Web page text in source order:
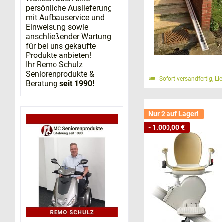
persönliche Auslieferung
mit Aufbauservice und
Einweisung sowie
anschließender Wartung
für bei uns gekaufte
Produkte anbieten!
Ihr Remo Schulz
Seniorenprodukte &
Beratung seit 1990!
Einsatzort
Kosten
Komfort
Ausstattung
Einsatzort -
Der
Ein Sitzlift
Eine
sowohl für
Liftschiene
Für die
Sofort versandfertig,
Nur 2 auf Lager!
- 1.000,00 €